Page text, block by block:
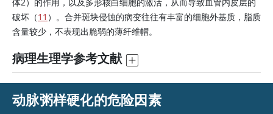
破坏（11 ）。合并斑块侵蚀的病变往往有丰富的细胞外基质，脂质
含量较少，不表现出脆弱的薄纤维帽。
病理生理学参考文献
动脉粥样硬化的危险因素